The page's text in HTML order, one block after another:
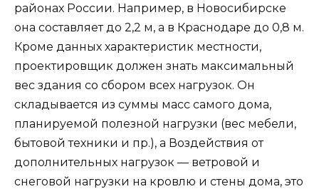
районах России. Например, в Новосибирске
она составляет до 2,2 м, а в Краснодаре до 0,8 м.
Кроме данных характеристик местности,
проектировщик должен знать максимальный
вес здания со сбором всех нагрузок. Он
складывается из суммы масс самого дома,
планируемой полезной нагрузки (вес мебели,
бытовой техники и пр.), а Воздействия от
дополнительных нагрузок — ветровой и
снеговой нагрузки на кровлю и стены дома, это